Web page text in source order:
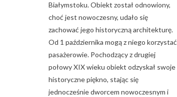
Białymstoku. Obiekt został odnowiony,
choć jest nowoczesny, udało się
zachować jego historyczną architekturę.
Od 1 października mogą z niego korzystać
pasażerowie. Pochodzący z drugiej
połowy XIX wieku obiekt odzyskał swoje
historyczne piękno, stając się
jednocześnie dworcem nowoczesnym i